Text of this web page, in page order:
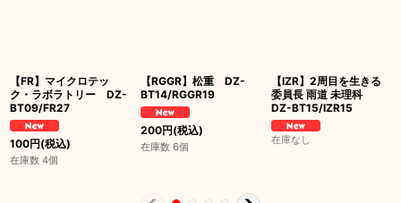
【FR】マイクロテッ
ク・ラボラトリー DZ-
BT09/FR27
100円(税込)
在庫数 4個
【RGGR】松重 DZ-
BT14/RGGR19
200円(税込)
在庫数 6個
【IZR】2周目を生きる
委員長 雨道 未理科
DZ-BT15/IZR15
在庫なし